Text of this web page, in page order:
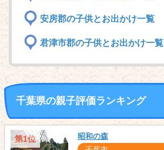
安房郡の子供とお出かけ一覧
君津市郡の子供とお出かけ一覧
千葉県の親子評価ランキング
第1位 昭和の森